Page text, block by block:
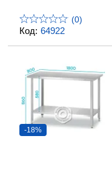
Код: 64922
(0)
-18%